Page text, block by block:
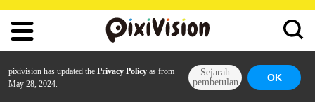
pixivision has updated the Privacy Policy as from
May 28, 2024.
Sejarah
pembetulan
OK